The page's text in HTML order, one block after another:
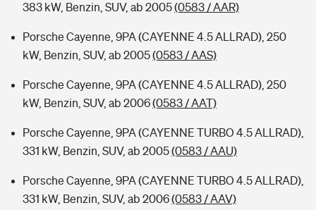
383 kW, Benzin, SUV, ab 2005(0583 / AAR)
Porsche Cayenne, 9PA (CAYENNE 4.5 ALLRAD), 250
kW, Benzin, SUV, ab 2005(0583 / AAS)
Porsche Cayenne, 9PA (CAYENNE 4.5 ALLRAD), 250
kW, Benzin, SUV, ab 2006(0583 / AAT)
Porsche Cayenne, 9PA (CAYENNE TURBO 4.5 ALLRAD),
331 kW, Benzin, SUV, ab 2005(0583 / AAU)
Porsche Cayenne, 9PA (CAYENNE TURBO 4.5 ALLRAD),
331 kW, Benzin, SUV, ab 2006(0583 / AAV)